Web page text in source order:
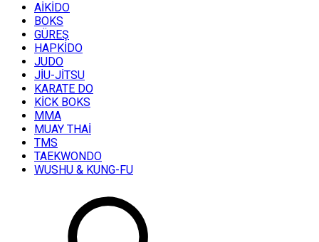
AİKİDO
BOKS
GÜREŞ
HAPKİDO
JUDO
JİU-JİTSU
KARATE DO
KİCK BOKS
MMA
MUAY THAİ
TMS
TAEKWONDO
WUSHU & KUNG-FU